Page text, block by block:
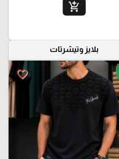
add_shopping_cart
بلايز وتيشرتات
favorite_border